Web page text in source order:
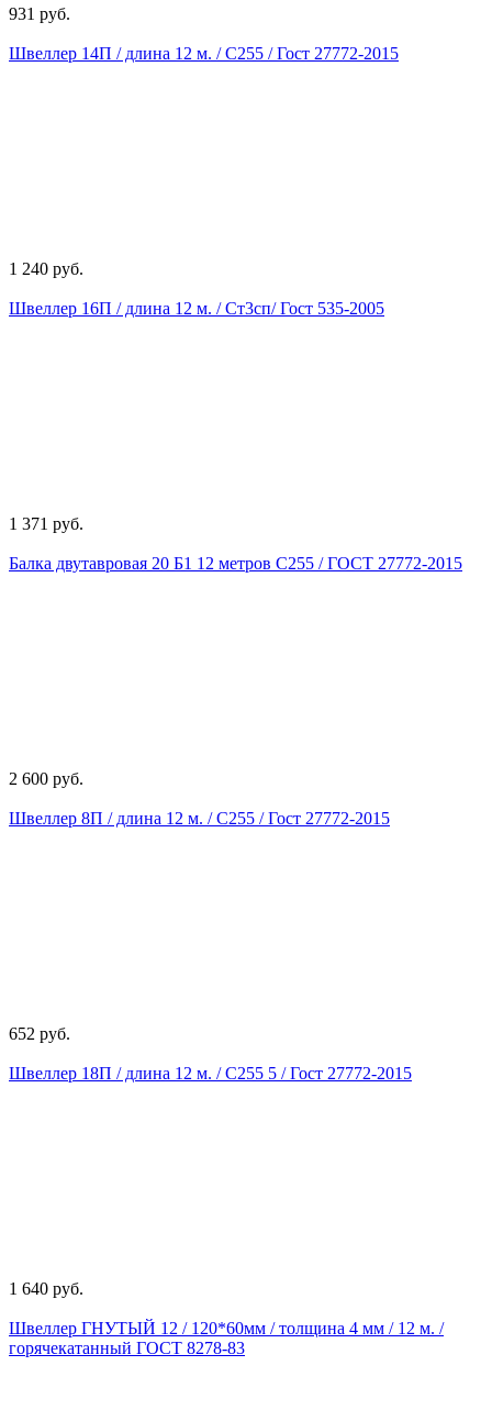
931 руб.
Швеллер 14П / длина 12 м. / С255 / Гост 27772-2015
1 240 руб.
Швеллер 16П / длина 12 м. / Ст3сп/ Гост 535-2005
1 371 руб.
Балка двутавровая 20 Б1 12 метров С255 / ГОСТ 27772-2015
2 600 руб.
Швеллер 8П / длина 12 м. / С255 / Гост 27772-2015
652 руб.
Швеллер 18П / длина 12 м. / С255 5 / Гост 27772-2015
1 640 руб.
Швеллер ГНУТЫЙ 12 / 120*60мм / толщина 4 мм / 12 м. /
горячекатанный ГОСТ 8278-83